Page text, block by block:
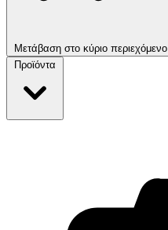
Μετάβαση στο κύριο περιεχόμενο
Προϊόντα